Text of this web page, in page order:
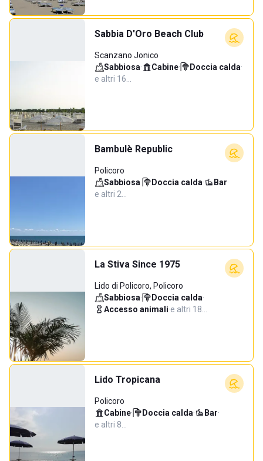
Sabbia D'Oro Beach Club
Scanzano Jonico
Sabbiosa· Cabine· Doccia calda·
e altri 16…
Bambulè Republic
Policoro
Sabbiosa· Doccia calda· Bar·
e altri 2…
La Stiva Since 1975
Lido di Policoro, Policoro
Sabbiosa· Doccia calda·
Accesso animali·e altri 18…
Lido Tropicana
Policoro
Cabine· Doccia calda· Bar·
e altri 8…